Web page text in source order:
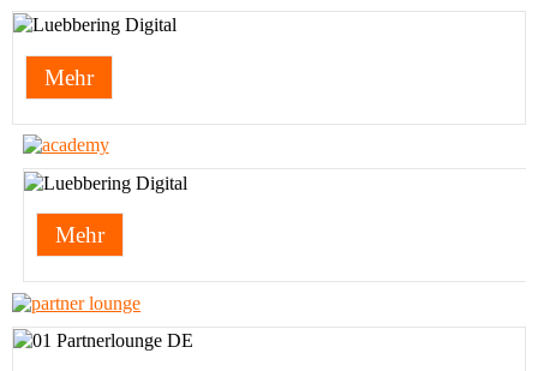
Mehr
Mehr